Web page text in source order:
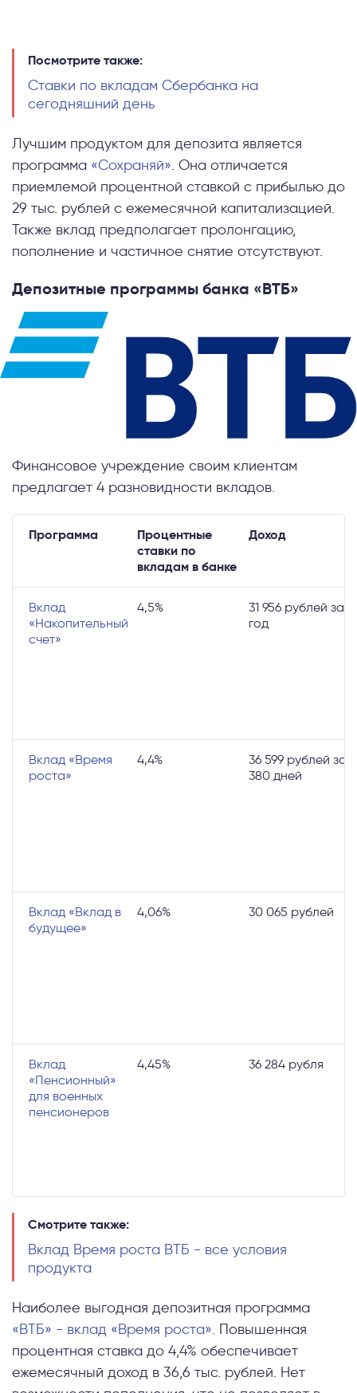
Посмотрите также:
Ставки по вкладам Сбербанка на
сегодняшний день
Лучшим продуктом для депозита является
программа «Сохраняй». Она отличается
приемлемой процентной ставкой с прибылью до
29 тыс. рублей с ежемесячной капитализацией.
Также вклад предполагает пролонгацию,
пополнение и частичное снятие отсутствуют.
Депозитные программы банка «ВТБ»
Финансовое учреждение своим клиентам
предлагает 4 разновидности вкладов.
Программа
Процентные
ставки по
вкладам в банке
Доход
Вклад
«Накопительный
счет»
4,5%
31 956 рублей за
год
Вклад «Время
роста»
4,4%
36 599 рублей за
380 дней
Вклад «Вклад в
будущее»
4,06% 30 065 рублей
Вклад
«Пенсионный»
для военных
пенсионеров
4,45% 36 284 рубля
Смотрите также:
Вклад Время роста ВТБ - все условия
продукта
Наиболее выгодная депозитная программа
«ВТБ» - вклад «Время роста». Повышенная
процентная ставка до 4,4% обеспечивает
ежемесячный доход в 36,6 тыс. рублей. Нет